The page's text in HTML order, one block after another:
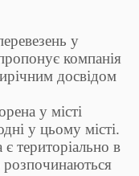
у
компанія
досвідом
у місті
у цьому місті.
є територіально в
розпочинаються